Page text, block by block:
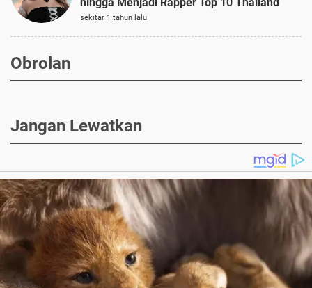
hingga Menjadi Rapper Top 10 Thailand
sekitar 1 tahun lalu
Obrolan
Jangan Lewatkan